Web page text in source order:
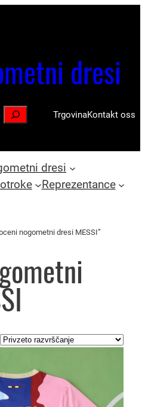
dresi
TrgovinaKontakt oss
dresi
Reprezentance
nogometni dresi MESSI”